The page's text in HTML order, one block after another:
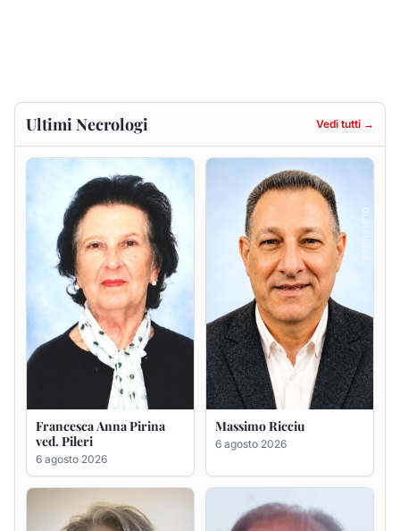
Francesca Anna Pirina
ved. Pileri
6 agosto 2026
Massimo Ricciu
6 agosto 2026
Maria Teresa Floris ved.
6 agosto 2026
Renzo Murrai
5 agosto 2026